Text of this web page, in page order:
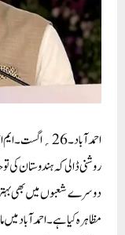
احمد آباد۔
روشنی ڈالی کہ ہندوستان
دوسرے شعبوں میں بھی
مظاہرہ کیا ہے۔ احمد آباد